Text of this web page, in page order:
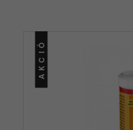
AKCIÓ